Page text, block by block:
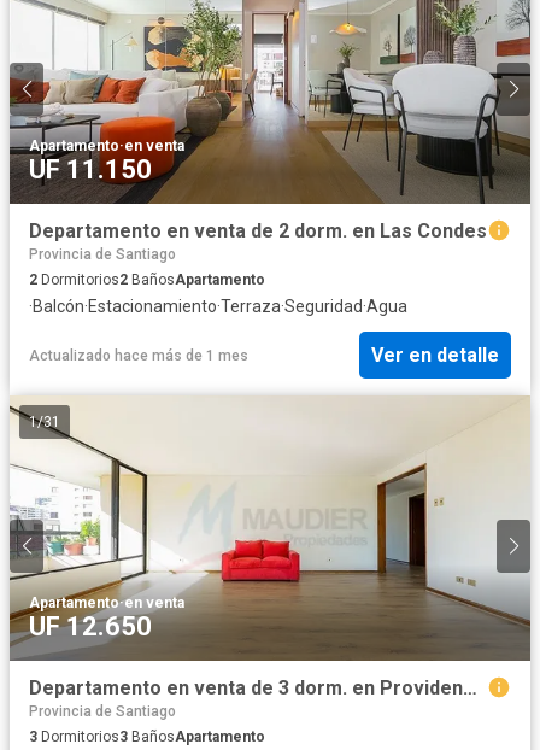
Apartamento·en venta
UF 11.150
Departamento en venta de 2 dorm. en Las Condes
Provincia de Santiago
2 Dormitorios2 BañosApartamento
·Balcón·Estacionamiento·Terraza·Seguridad·Agua
Actualizado hace más de 1 mes Ver en detalle
1/31
Apartamento·en venta
UF 12.650
Departamento en venta de 3 dorm. en Providencia
Provincia de Santiago
3 Dormitorios3 BañosApartamento